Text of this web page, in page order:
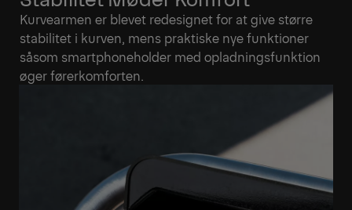
Kurvearmen er blevet redesignet for at give større
stabilitet i kurven, mens praktiske nye funktioner
såsom smartphoneholder med opladningsfunktion
øger førerkomforten.